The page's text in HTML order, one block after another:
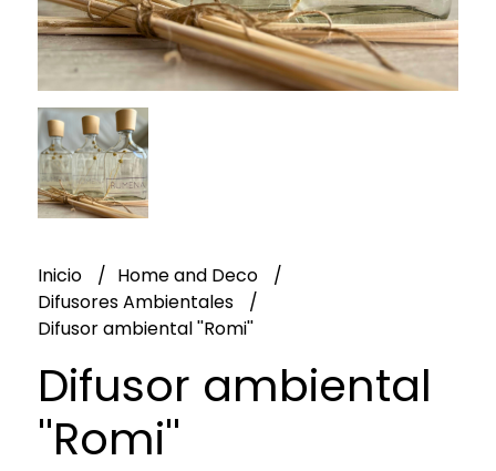
Inicio
Home and Deco
Difusores Ambientales
Difusor ambiental ''Romi''
Difusor ambiental
''Romi''